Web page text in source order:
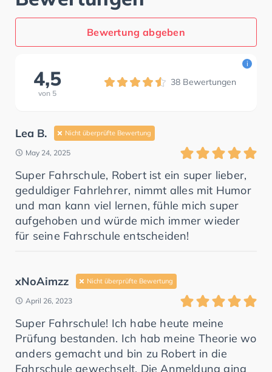
Bewertung abgeben
4,5
von 5
38 Bewertungen
i
Lea B. Nicht überprüfte Bewertung
May 24, 2025
Super Fahrschule, Robert ist ein super lieber,
geduldiger Fahrlehrer, nimmt alles mit Humor
und man kann viel lernen, fühle mich super
aufgehoben und würde mich immer wieder
für seine Fahrschule entscheiden!
xNoAimzz Nicht überprüfte Bewertung
April 26, 2023
Super Fahrschule! Ich habe heute meine
Prüfung bestanden. Ich hab meine Theorie wo
anders gemacht und bin zu Robert in die
Fahrschule gewechselt. Die Anmeldung ging